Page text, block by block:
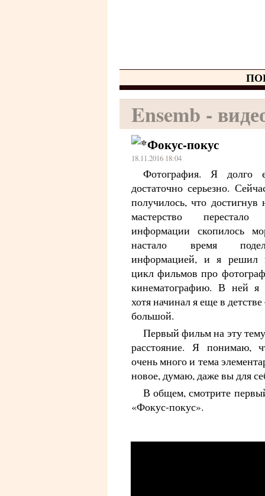
Ensemb -
Фокус-покус
18.11.2016 18:04
Фотография. Я долго
достаточно серьезно.
получилось, что достигнув
мастерство
информации скопилось
настало время
информацией, и я решил
цикл фильмов про
кинематографию. В ней я
хотя начинал я еще в
большой.
Первый фильм на эту
расстояние. Я понимаю,
очень много и тема
новое, думаю, даже вы для
В общем, смотрите
«Фокус-покус».